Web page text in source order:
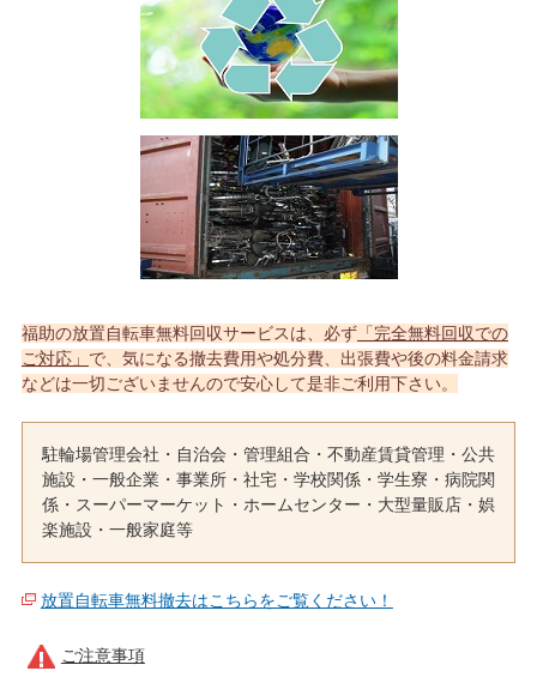
福助の放置自転車無料回収サービスは、必ず「完全無料回収での
ご対応」 で、気になる撤去費用や処分費、出張費や後の料金請求
などは一切ございませんので安心して是非ご利用下さい。
駐輪場管理会社・自治会・管理組合・不動産賃貸管理・公共
施設・一般企業・事業所・社宅・学校関係・学生寮・病院関
係・スーパーマーケット・ホームセンター・大型量販店・娯
楽施設・一般家庭等
放置自転車無料撤去はこちらをご覧ください！
ご注意事項